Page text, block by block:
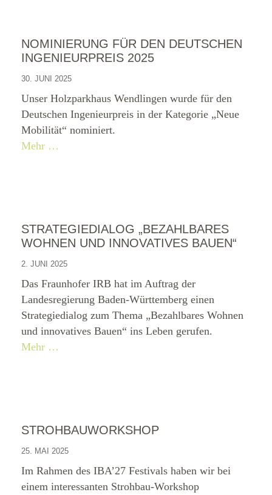
NOMINIERUNG FÜR DEN DEUTSCHEN
INGENIEURPREIS 2025
30. JUNI 2025
Unser Holzparkhaus Wendlingen wurde für den
Deutschen Ingenieurpreis in der Kategorie „Neue
Mobilität“ nominiert.
Mehr …
STRATEGIEDIALOG „BEZAHLBARES
WOHNEN UND INNOVATIVES BAUEN“
2. JUNI 2025
Das Fraunhofer IRB hat im Auftrag der
Landesregierung Baden-Württemberg einen
Strategiedialog zum Thema „Bezahlbares Wohnen
und innovatives Bauen“ ins Leben gerufen.
Mehr …
STROHBAUWORKSHOP
25. MAI 2025
Im Rahmen des IBA’27 Festivals haben wir bei
einem interessanten Strohbau-Workshop